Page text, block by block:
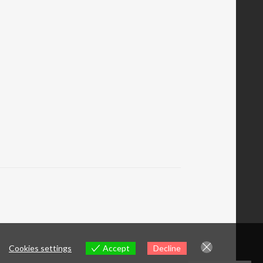
Cookies settings Accept Decline